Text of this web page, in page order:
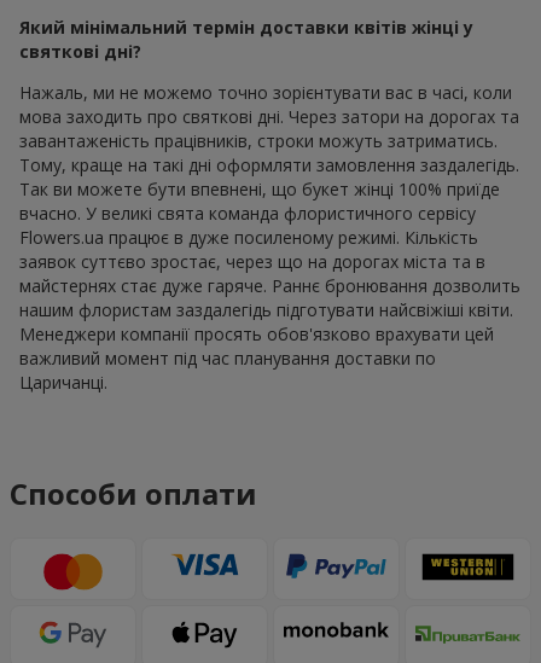
Який мінімальний термін доставки квітів жінці у
святкові дні?
Нажаль, ми не можемо точно зорієнтувати вас в часі, коли
мова заходить про святкові дні. Через затори на дорогах та
завантаженість працівників, строки можуть затриматись.
Тому, краще на такі дні оформляти замовлення заздалегідь.
Так ви можете бути впевнені, що букет жінці 100% приїде
вчасно. У великі свята команда флористичного сервісу
Flowers.ua працює в дуже посиленому режимі. Кількість
заявок суттєво зростає, через що на дорогах міста та в
майстернях стає дуже гаряче. Раннє бронювання дозволить
нашим флористам заздалегідь підготувати найсвіжіші квіти.
Менеджери компанії просять обов'язково врахувати цей
важливий момент під час планування доставки по
Царичанці.
Способи оплати